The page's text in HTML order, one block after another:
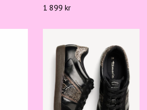
1 899 kr